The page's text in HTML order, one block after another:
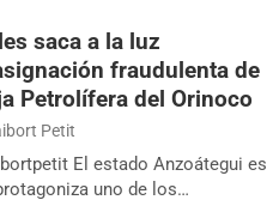
saca a la luz
fraudulenta de
Petrolífera del Orinoco
Petit
El estado Anzoátegui es
uno de los…